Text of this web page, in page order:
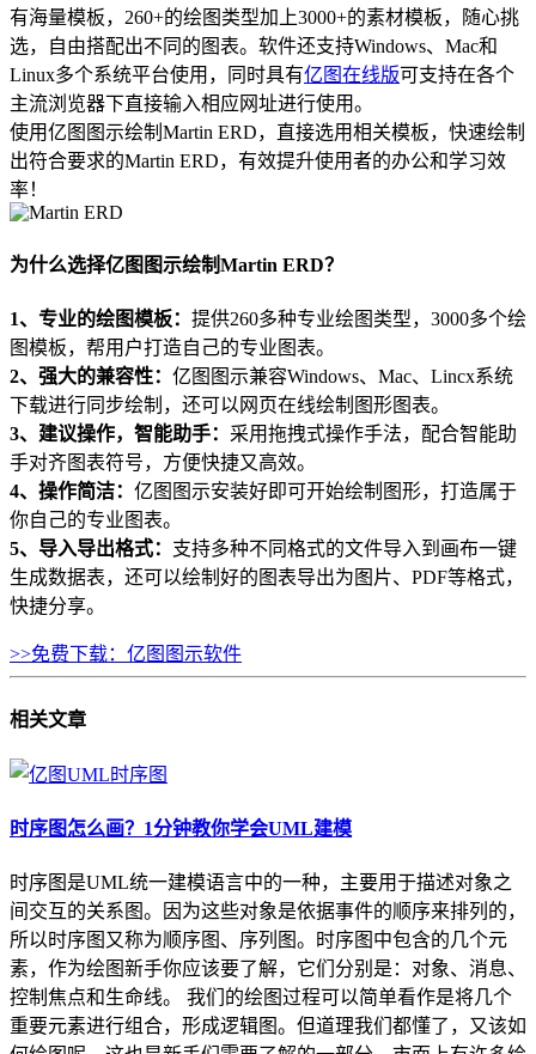
有海量模板，260+的绘图类型加上3000+的素材模板，随心挑
选，自由搭配出不同的图表。软件还支持Windows、Mac和
Linux多个系统平台使用，同时具有亿图在线版可支持在各个
主流浏览器下直接输入相应网址进行使用。
使用亿图图示绘制Martin ERD，直接选用相关模板，快速绘制
出符合要求的Martin ERD，有效提升使用者的办公和学习效
率！
为什么选择亿图图示绘制Martin ERD？
1、专业的绘图模板： 提供260多种专业绘图类型，3000多个绘
图模板，帮用户打造自己的专业图表。
2、强大的兼容性： 亿图图示兼容Windows、Mac、Lincx系统
下载进行同步绘制，还可以网页在线绘制图形图表。
3、建议操作，智能助手： 采用拖拽式操作手法，配合智能助
手对齐图表符号，方便快捷又高效。
4、操作简洁： 亿图图示安装好即可开始绘制图形，打造属于
你自己的专业图表。
5、导入导出格式： 支持多种不同格式的文件导入到画布一键
生成数据表，还可以绘制好的图表导出为图片、PDF等格式，
快捷分享。
>>免费下载：亿图图示软件
相关文章
时序图怎么画？1分钟教你学会UML建模
时序图是UML统一建模语言中的一种，主要用于描述对象之
间交互的关系图。因为这些对象是依据事件的顺序来排列的，
所以时序图又称为顺序图、序列图。时序图中包含的几个元
素，作为绘图新手你应该要了解，它们分别是：对象、消息、
控制焦点和生命线。 我们的绘图过程可以简单看作是将几个
重要元素进行组合，形成逻辑图。但道理我们都懂了，又该如